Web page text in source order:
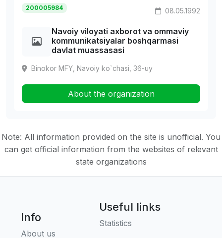
200005984 08.05.1992
Navoiy viloyati axborot va ommaviy
kommunikatsiyalar boshqarmasi
davlat muassasasi
Binokor MFY, Navoiy ko`chasi, 36-uy
About the organization
Note: All information provided on the site is unofficial. You
can get official information from the websites of relevant
state organizations
Info
About us
Useful links
Statistics